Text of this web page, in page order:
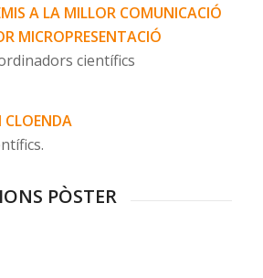
A LA MILLOR COMUNICACIÓ
MICROPRESENTACIÓ
científics
PÒSTER